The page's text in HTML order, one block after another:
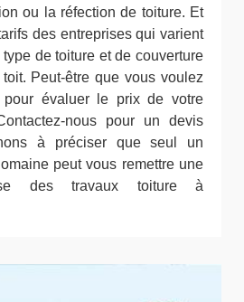
ou la réfection de toiture. Et
des entreprises qui varient
de toiture et de couverture
Peut-être que vous voulez
évaluer le prix de votre
nous pour un devis
à préciser que seul un
peut vous remettre une
des travaux toiture à